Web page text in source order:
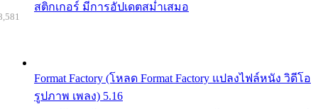
สติกเกอร์ มีการอัปเดตสม่ำเสมอ
Format Factory (โหลด Format Factory แปลงไฟล์หนัง วิดีโอ
รูปภาพ เพลง) 5.16